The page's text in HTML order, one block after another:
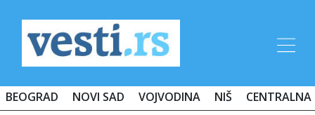
BEOGRAD NOVI SAD VOJVODINA NIŠ CENTRALNA